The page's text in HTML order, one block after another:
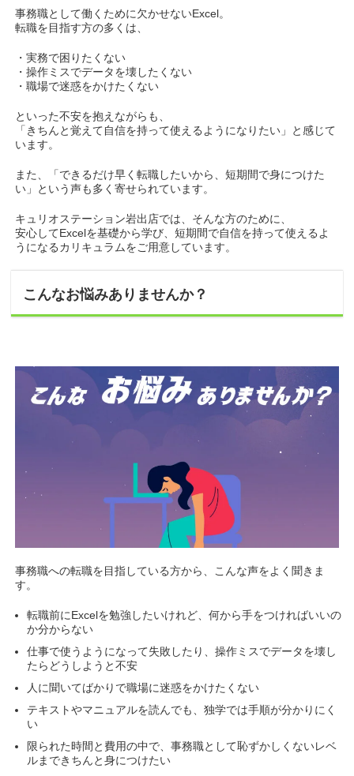
事務職として働くために欠かせないExcel。
転職を目指す方の多くは、
・実務で困りたくない
・操作ミスでデータを壊したくない
・職場で迷惑をかけたくない
といった不安を抱えながらも、
「きちんと覚えて自信を持って使えるようになりたい」と感じて
います。
また、「できるだけ早く転職したいから、短期間で身につけた
い」という声も多く寄せられています。
キュリオステーション岩出店では、そんな方のために、
安心してExcelを基礎から学び、短期間で自信を持って使えるよ
うになるカリキュラムをご用意しています。
こんなお悩みありませんか？
事務職への転職を目指している方から、こんな声をよく聞きま
す。
転職前にExcelを勉強したいけれど、何から手をつければいいの
か分からない
仕事で使うようになって失敗したり、操作ミスでデータを壊し
たらどうしようと不安
人に聞いてばかりで職場に迷惑をかけたくない
テキストやマニュアルを読んでも、独学では手順が分かりにく
い
限られた時間と費用の中で、事務職として恥ずかしくないレベ
ルまできちんと身につけたい